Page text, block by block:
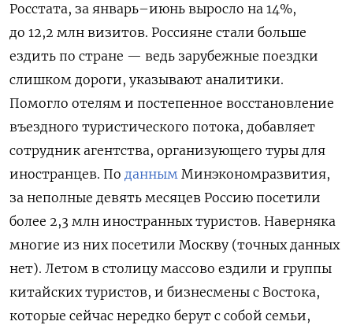
Росстата, за январь–июнь выросло на 14%,
до 12,2 млн визитов. Россияне стали больше
ездить по стране — ведь зарубежные поездки
слишком дороги, указывают аналитики.
Помогло отелям и постепенное восстановление
въездного туристического потока, добавляет
сотрудник агентства, организующего туры для
иностранцев. По данным Минэкономразвития,
за неполные девять месяцев Россию посетили
более 2,3 млн иностранных туристов. Наверняка
многие из них посетили Москву (точных данных
нет). Летом в столицу массово ездили и группы
китайских туристов, и бизнесмены с Востока,
которые сейчас нередко берут с собой семьи,